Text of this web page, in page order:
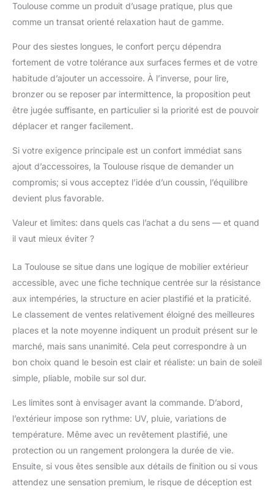
Toulouse comme un produit d’usage pratique, plus que
comme un transat orienté relaxation haut de gamme.
Pour des siestes longues, le confort perçu dépendra
fortement de votre tolérance aux surfaces fermes et de votre
habitude d’ajouter un accessoire. À l’inverse, pour lire,
bronzer ou se reposer par intermittence, la proposition peut
être jugée suffisante, en particulier si la priorité est de pouvoir
déplacer et ranger facilement.
Si votre exigence principale est un confort immédiat sans
ajout d’accessoires, la Toulouse risque de demander un
compromis; si vous acceptez l’idée d’un coussin, l’équilibre
devient plus favorable.
Valeur et limites: dans quels cas l’achat a du sens — et quand
il vaut mieux éviter ?
La Toulouse se situe dans une logique de mobilier extérieur
accessible, avec une fiche technique centrée sur la résistance
aux intempéries, la structure en acier plastifié et la praticité.
Le classement de ventes relativement éloigné des meilleures
places et la note moyenne indiquent un produit présent sur le
marché, mais sans unanimité. Cela peut correspondre à un
bon choix quand le besoin est clair et réaliste: un bain de soleil
simple, pliable, mobile sur sol dur.
Les limites sont à envisager avant la commande. D’abord,
l’extérieur impose son rythme: UV, pluie, variations de
température. Même avec un revêtement plastifié, une
protection ou un rangement prolongera la durée de vie.
Ensuite, si vous êtes sensible aux détails de finition ou si vous
attendez une sensation premium, le risque de déception est